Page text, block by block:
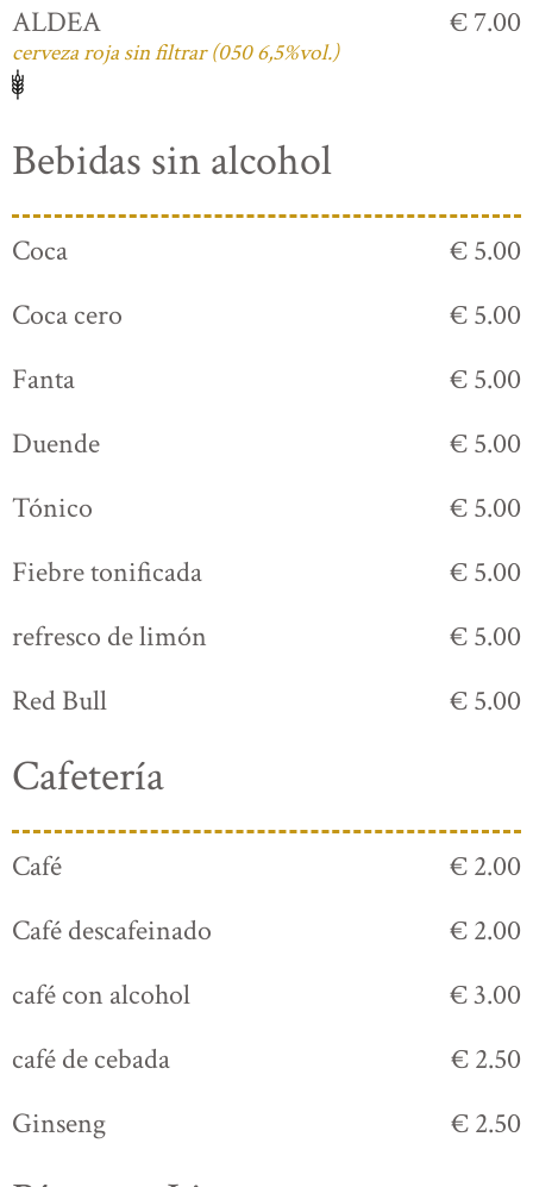
ALDEA
cerveza roja sin filtrar (050 6,5%vol.)
€ 7.00
Bebidas sin alcohol
Coca
€ 5.00
Coca cero
€ 5.00
Fanta
€ 5.00
Duende
€ 5.00
Tónico
€ 5.00
Fiebre tonificada
€ 5.00
refresco de limón
€ 5.00
Red Bull
€ 5.00
Cafetería
Café
€ 2.00
Café descafeinado
€ 2.00
café con alcohol
€ 3.00
café de cebada
€ 2.50
Ginseng
€ 2.50